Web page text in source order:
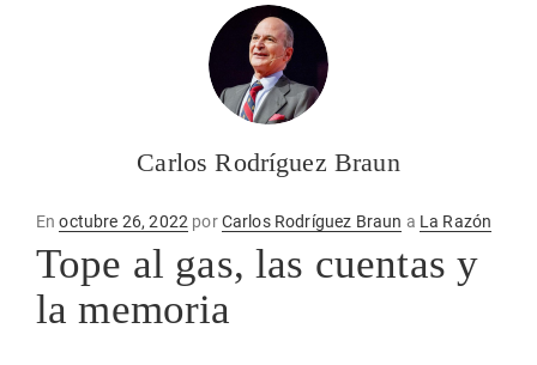
Carlos Rodríguez Braun
EnPublicado
en
octubre 26, 2022 porCarlos Rodríguez Braun a La Razón
Tope al gas, las cuentas y
la memoria